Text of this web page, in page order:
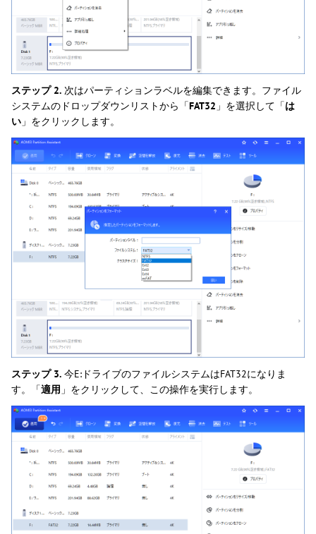
ステップ 2. 次はパーティションラベルを編集できます。ファイル
システムのドロップダウンリストから「FAT32 」を選択して「は
い 」をクリックします。
ステップ 3. 今E:ドライブのファイルシステムはFAT32になりま
す。「適用 」をクリックして、この操作を実行します。